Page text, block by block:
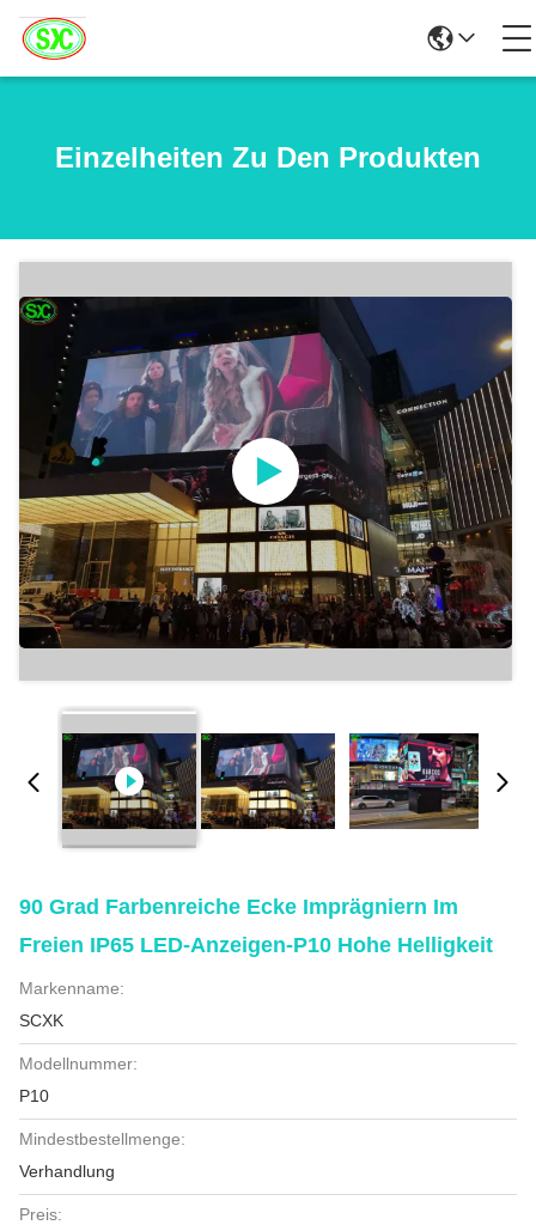
Einzelheiten Zu Den Produkten
90 Grad Farbenreiche Ecke Imprägniern Im
Freien IP65 LED-Anzeigen-P10 Hohe Helligkeit
Markenname:
SCXK
Modellnummer:
P10
Mindestbestellmenge:
Verhandlung
Preis: